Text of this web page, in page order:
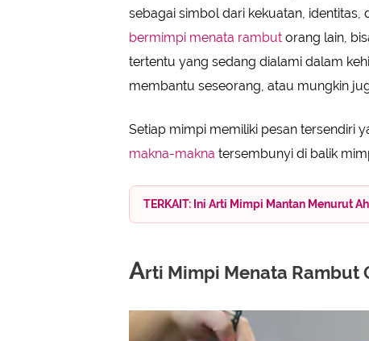
• Mimpi Menata Rambut Pasangan
sebagai simbol dari kekuatan, identitas,
bermimpi menata rambut orang lain,
tertentu yang sedang dialami dalam
membantu seseorang, atau mungkin
Setiap mimpi memiliki pesan tersendiri
makna-makna tersembunyi di balik
TERKAIT: Ini Arti Mimpi Mantan Menurut
Arti Mimpi Menata Rambut